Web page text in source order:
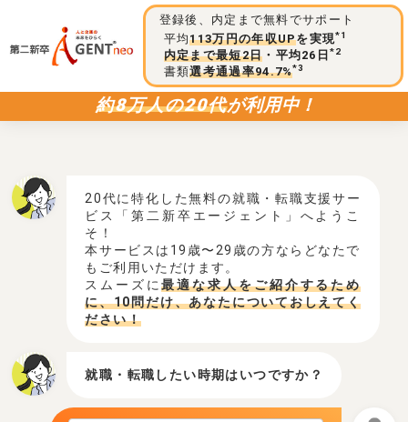
登録後、内定まで無料でサポート
平均113万円の年収UPを実現*1
内定まで最短2日 ・平均26日*2
書類選考通過率94.7%*3
約8万人の20代が利用中！
20代に特化した無料の就職・転職支援サー
ビス「第二新卒エージェント」へようこ
そ！
本サービスは19歳〜29歳の方ならどなたで
もご利用いただけます。
スムーズに最適な求人をご紹介するため
に、10問だけ、あなたについておしえてく
ださい！
就職・転職したい時期はいつですか？